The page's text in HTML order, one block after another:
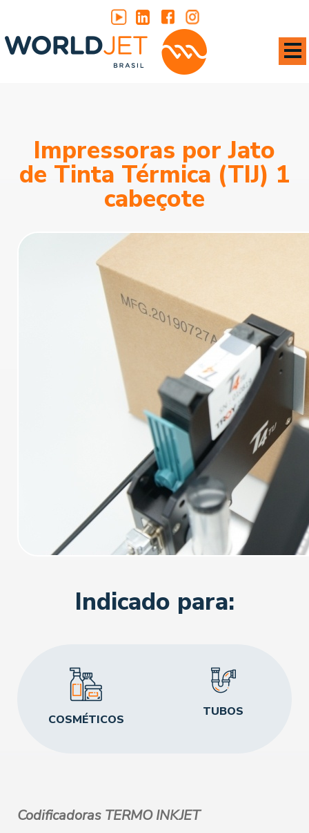
Impressoras por Jato
de Tinta Térmica (TIJ) 1
cabeçote
Indicado para:
COSMÉTICOS
TUBOS
Codificadoras TERMO INKJET